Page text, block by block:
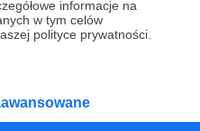
informacje na
w tym celów
polityce prywatności.